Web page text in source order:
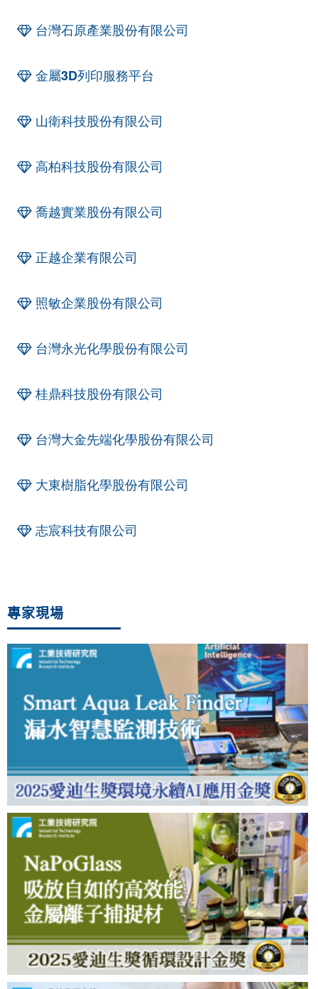
台灣石原產業股份有限公司
金屬3D列印服務平台
山衛科技股份有限公司
高柏科技股份有限公司
喬越實業股份有限公司
正越企業有限公司
照敏企業股份有限公司
台灣永光化學股份有限公司
桂鼎科技股份有限公司
台灣大金先端化學股份有限公司
大東樹脂化學股份有限公司
志宸科技有限公司
專家現場